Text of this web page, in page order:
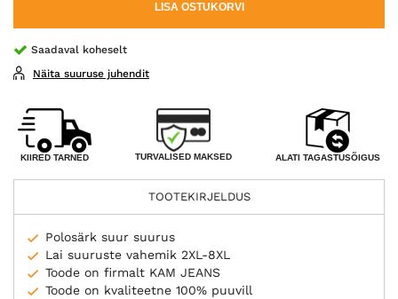
LISA OSTUKORVI
Saadaval koheselt
Näita suuruse juhendit
KIIRED TARNED TURVALISED MAKSED ALATI TAGASTUSÕIGUS
TOOTEKIRJELDUS
Polosärk suur suurus
Lai suuruste vahemik 2XL-8XL
Toode on firmalt KAM JEANS
Toode on kvaliteetne 100% puuvill